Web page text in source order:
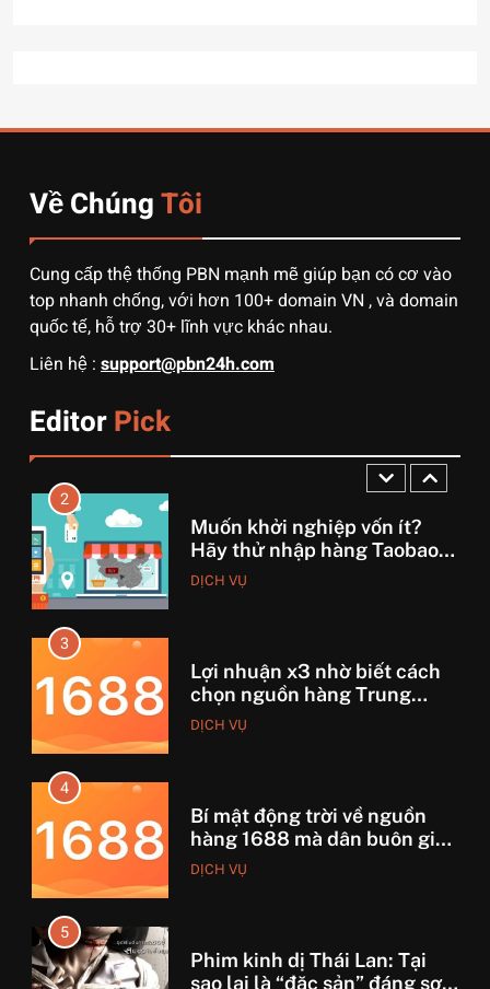
Về ChúngTôi
Cung cấp thệ thống PBN mạnh mẽ giúp bạn có cơ vào
top nhanh chống, với hơn 100+ domain VN , và domain
quốc tế, hỗ trợ 30+ lĩnh vực khác nhau.
Liên hệ : support@pbn24h.com
EditorPick
Quốc không qua trung gian.
8
Quy trình vận chuyển hàng
từ Alibaba về Việt Nam: Nên
chọn đường biển hay đường
hàng không?
DỊCH VỤ
1
2
Muốn khởi nghiệp vốn ít?
Hãy thử nhập hàng Taobao –
Từ hai bàn tay trắng đến
tháng lời 20 triệu
DỊCH VỤ
3
Lợi nhuận x3 nhờ biết cách
chọn nguồn hàng Trung
Quốc chuẩn
DỊCH VỤ
4
Bí mật động trời về nguồn
hàng 1688 mà dân buôn giấu
nhẹm!
DỊCH VỤ
5
Phim kinh dị Thái Lan: Tại
sao lại là “đặc sản” đáng sợ